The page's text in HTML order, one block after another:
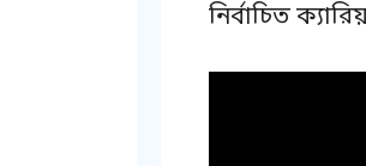
নির্বাচিত